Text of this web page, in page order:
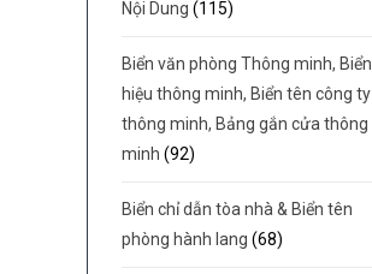
Nội Dung (115)
Biển văn phòng Thông minh, Biển
hiệu thông minh, Biển tên công ty
thông minh, Bảng gắn cửa thông
minh (92)
Biển chỉ dẫn tòa nhà & Biển tên
phòng hành lang (68)